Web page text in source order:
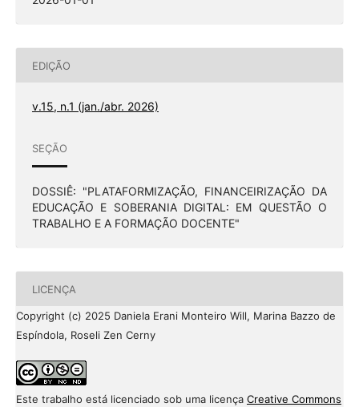
EDIÇÃO
v.15, n.1 (jan./abr. 2026)
SEÇÃO
DOSSIÊ: "PLATAFORMIZAÇÃO, FINANCEIRIZAÇÃO DA
EDUCAÇÃO E SOBERANIA DIGITAL: EM QUESTÃO O
TRABALHO E A FORMAÇÃO DOCENTE"
LICENÇA
Copyright (c) 2025 Daniela Erani Monteiro Will, Marina Bazzo de
Espíndola, Roseli Zen Cerny
Este trabalho está licenciado sob uma licença Creative Commons